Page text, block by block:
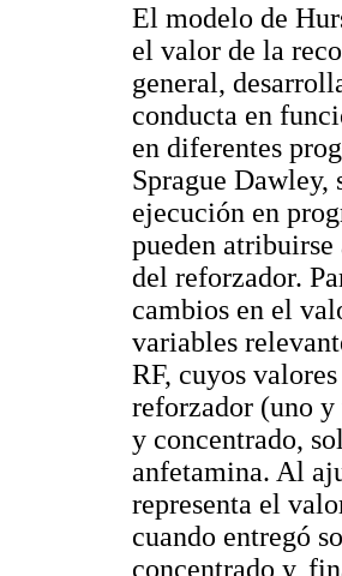
El modelo de
el valor de la
general,
conducta en
en diferentes
Sprague Dawley,
ejecución en
pueden
del reforzador.
cambios en el
variables
RF, cuyos
reforzador (uno y
y concentrado,
anfetamina. Al
representa el
cuando entregó
concentrado y,